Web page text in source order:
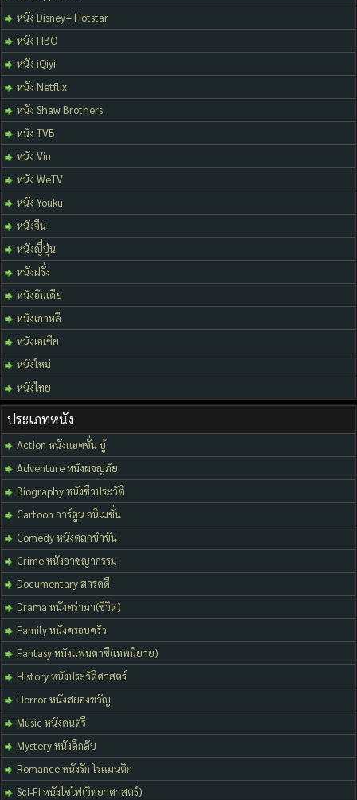
หนัง Disney+ Hotstar
หนัง HBO
หนัง iQiyi
หนัง Netflix
หนัง Shaw Brothers
หนัง TVB
หนัง Viu
หนัง WeTV
หนัง Youku
หนังจีน
หนังญี่ปุ่น
หนังฝรั่ง
หนังอินเดีย
หนังเกาหลี
หนังเอเชีย
หนังใหม่
หนังไทย
ประเภทหนัง
Action หนังแอคชั่น บู้
Adventure หนังผจญภัย
Biography หนังชีวประวัติ
Cartoon การ์ตูน อนิเมชั่น
Comedy หนังตลกขำขัน
Crime หนังอาชญากรรม
Documentary สารคดี
Drama หนังดร่ามา(ชีวิต)
Family หนังครอบครัว
Fantasy หนังแฟนตาซี(เทพนิยาย)
History หนังประวัติศาสตร์
Horror หนังสยองขวัญ
Music หนังดนตรี
Mystery หนังลึกลับ
Romance หนังรัก โรแมนติก
Sci-Fi หนังไซไฟ(วิทยาศาสตร์)